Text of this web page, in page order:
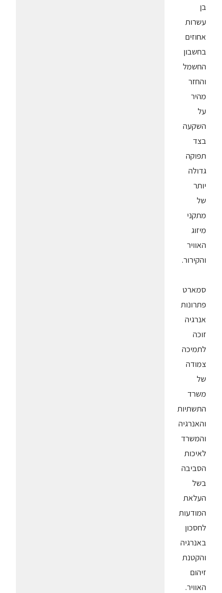
בן
עשרות
אחוזים
בחשבון
החשמל
והחזר
מהיר
על
השקעה
בצד
תפוקה
גדולה
יותר
של
מתקני
מיזוג
האוויר
והקירור.
סמארט
פתרונות
אנרגיה
זוכה
לתמיכה
צמודה
של
משרד
התשתיות
והאנרגיה
והמשרד
לאיכות
הסביבה
בשל
העלאת
המודעות
לחסכון
באנרגיה
והקטנת
זיהום
האוויר.